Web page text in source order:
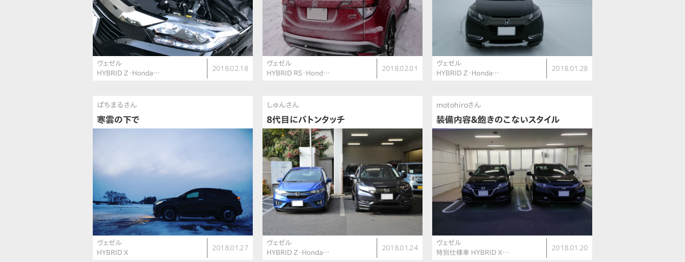
ヴェゼル
HYBRID Z・Honda…
2018.02.18
ヴェゼル
HYBRID RS・Hond…
2018.02.01
ヴェゼル
HYBRID Z・Honda…
2018.01.28
ぱちまるさん
寒雲の下で
ヴェゼル
HYBRID X
2018.01.27
しゅんさん
8代目にバトンタッチ
ヴェゼル
HYBRID Z・Honda…
2018.01.24
motohiroさん
装備内容＆飽きのこないスタイル
ヴェゼル
特別仕様車 HYBRID X…
2018.01.20